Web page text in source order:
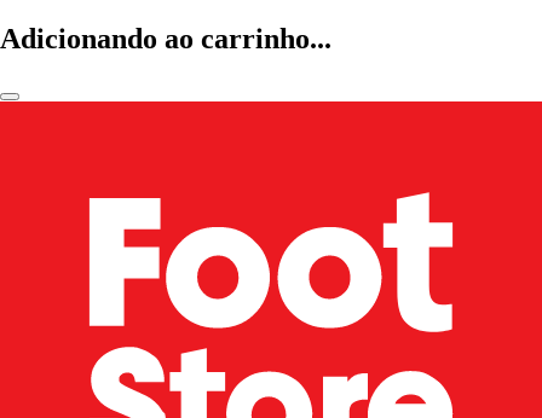
Adicionando ao carrinho...